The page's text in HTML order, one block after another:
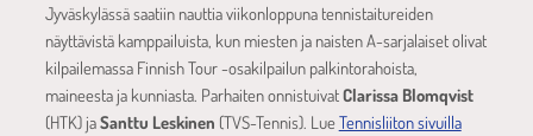
Jyväskylässä saatiin nauttia viikonloppuna tennistaitureiden
näyttävistä kamppailuista, kun miesten ja naisten A-sarjalaiset olivat
kilpailemassa Finnish Tour -osakilpailun palkintorahoista,
maineesta ja kunniasta. Parhaiten onnistuivatClarissa Blomqvist
(HTK) jaSanttu Leskinen (TVS-Tennis). LueTennisliiton sivuilla